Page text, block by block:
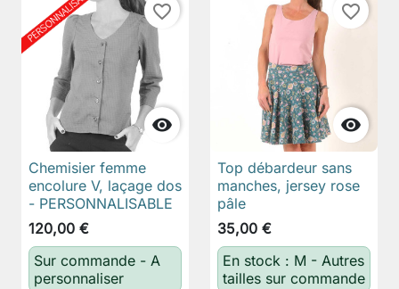

favorite_border
Chemisier femme
encolure V, laçage dos
- PERSONNALISABLE
120,00 €
Sur commande - A
personnaliser

favorite_border
Top débardeur sans
manches, jersey rose
pâle
35,00 €
En stock : M - Autres
tailles sur commande